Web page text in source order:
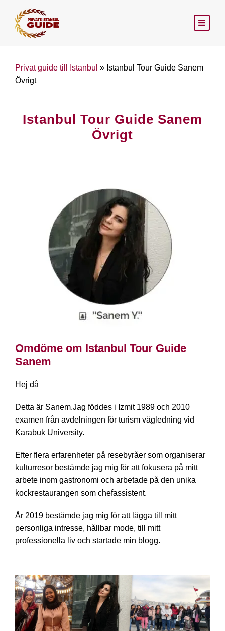
Privat guide till Istanbul » Istanbul Tour Guide Sanem
Övrigt
Istanbul Tour Guide Sanem
Övrigt
Omdöme om Istanbul Tour Guide
Sanem
Hej då
Detta är Sanem.Jag föddes i Izmit 1989 och 2010
examen från avdelningen för turism vägledning vid
Karabuk University.
Efter flera erfarenheter på resebyråer som organiserar
kulturresor bestämde jag mig för att fokusera på mitt
arbete inom gastronomi och arbetade på den unika
kockrestaurangen som chefassistent.
År 2019 bestämde jag mig för att lägga till mitt
personliga intresse, hållbar mode, till mitt
professionella liv och startade min blogg.